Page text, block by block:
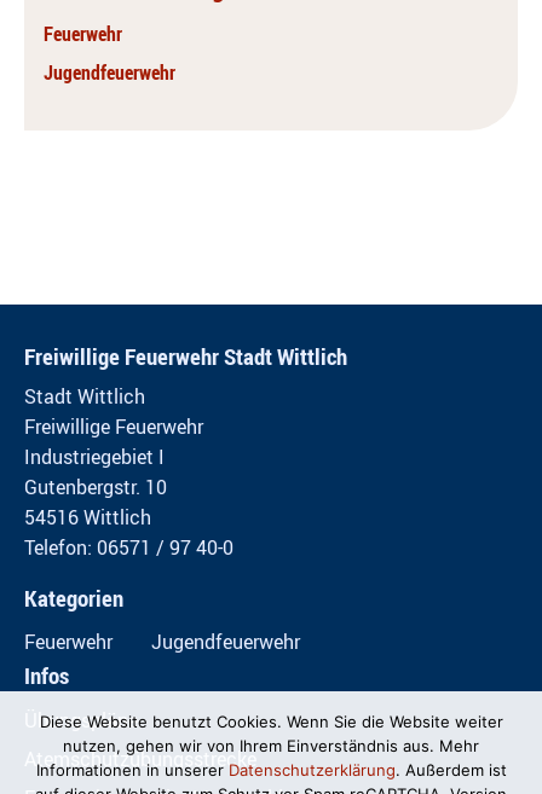
Feuerwehr
Jugendfeuerwehr
Freiwillige Feuerwehr Stadt Wittlich
Stadt Wittlich
Freiwillige Feuerwehr
Industriegebiet I
Gutenbergstr. 10
54516 Wittlich
Telefon: 06571 / 97 40-0
Kategorien
Feuerwehr Jugendfeuerwehr
Infos
Übungspläne
Atemschutzübungsstrecke
Diese Website benutzt Cookies. Wenn Sie die Website weiter
nutzen, gehen wir von Ihrem Einverständnis aus. Mehr
Informationen in unserer Datenschutzerklärung. Außerdem ist